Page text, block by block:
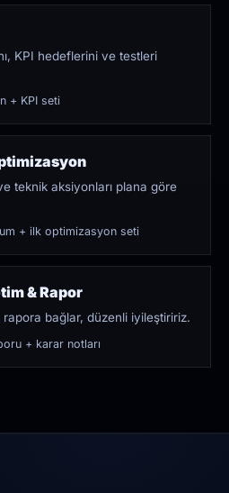
KPI hedeflerini ve testleri
+ KPI seti
teknik aksiyonları plana göre
+ ilk optimizasyon seti
& Rapor
rapora bağlar, düzenli iyileştiririz.
+ karar notları